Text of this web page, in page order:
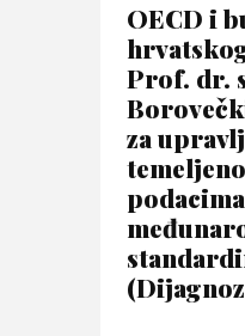
OECD i
Prof. dr.
za